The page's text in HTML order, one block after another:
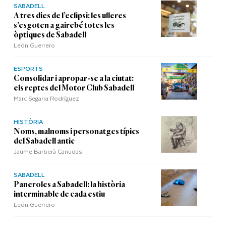
SABADELL
A tres dies de l’eclipsi: les ulleres
s’esgoten a gairebé totes les
òptiques de Sabadell
León Guerrero
ESPORTS
Consolidar i apropar-se a la ciutat:
els reptes del Motor Club Sabadell
Marc Segarra Rodríguez
HISTÒRIA
Noms, malnoms i personatges típics
del Sabadell antic
Jaume Barberà Canudas
SABADELL
Paneroles a Sabadell: la història
interminable de cada estiu
León Guerrero